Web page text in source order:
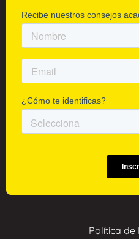
Política de